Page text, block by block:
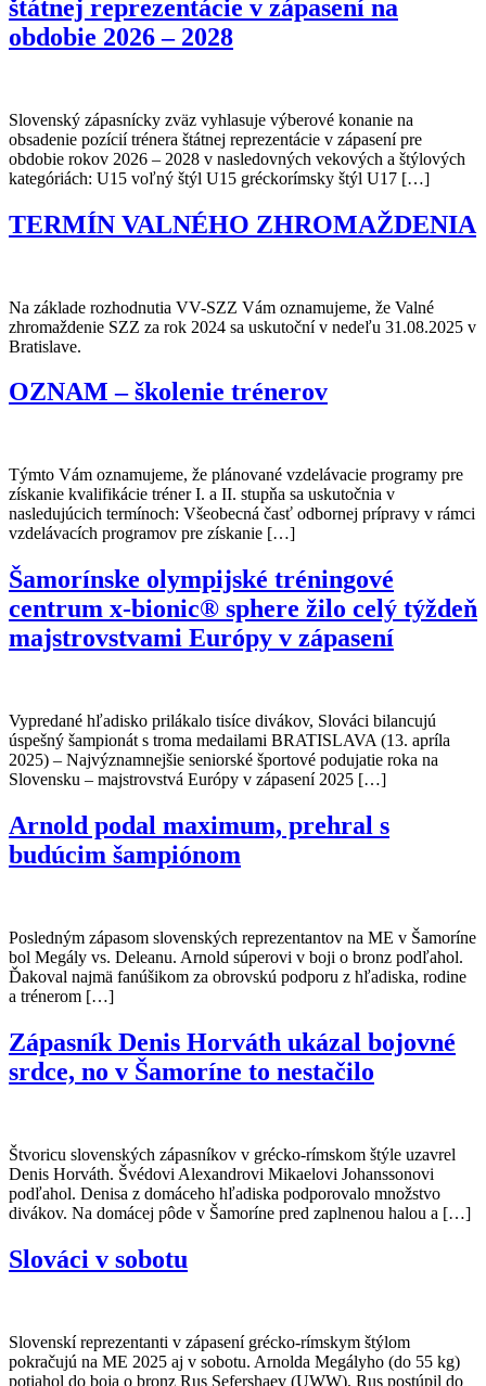
štátnej reprezentácie v zápasení na
obdobie 2026 – 2028
Slovenský zápasnícky zväz vyhlasuje výberové konanie na
obsadenie pozícií trénera štátnej reprezentácie v zápasení pre
obdobie rokov 2026 – 2028 v nasledovných vekových a štýlových
kategóriách: U15 voľný štýl U15 gréckorímsky štýl U17 […]
TERMÍN VALNÉHO ZHROMAŽDENIA
Na základe rozhodnutia VV-SZZ Vám oznamujeme, že Valné
zhromaždenie SZZ za rok 2024 sa uskutoční v nedeľu 31.08.2025 v
Bratislave.
OZNAM – školenie trénerov
Týmto Vám oznamujeme, že plánované vzdelávacie programy pre
získanie kvalifikácie tréner I. a II. stupňa sa uskutočnia v
nasledujúcich termínoch: Všeobecná časť odbornej prípravy v rámci
vzdelávacích programov pre získanie […]
Šamorínske olympijské tréningové
centrum x-bionic® sphere žilo celý týždeň
majstrovstvami Európy v zápasení
Vypredané hľadisko prilákalo tisíce divákov, Slováci bilancujú
úspešný šampionát s troma medailami BRATISLAVA (13. apríla
2025) – Najvýznamnejšie seniorské športové podujatie roka na
Slovensku – majstrovstvá Európy v zápasení 2025 […]
Arnold podal maximum, prehral s
budúcim šampiónom
Posledným zápasom slovenských reprezentantov na ME v Šamoríne
bol Megály vs. Deleanu. Arnold súperovi v boji o bronz podľahol.
Ďakoval najmä fanúšikom za obrovskú podporu z hľadiska, rodine
a trénerom […]
Zápasník Denis Horváth ukázal bojovné
srdce, no v Šamoríne to nestačilo
Štvoricu slovenských zápasníkov v grécko-rímskom štýle uzavrel
Denis Horváth. Švédovi Alexandrovi Mikaelovi Johanssonovi
podľahol. Denisa z domáceho hľadiska podporovalo množstvo
divákov. Na domácej pôde v Šamoríne pred zaplnenou halou a […]
Slováci v sobotu
Slovenskí reprezentanti v zápasení grécko-rímskym štýlom
pokračujú na ME 2025 aj v sobotu. Arnolda Megályho (do 55 kg)
potiahol do boja o bronz Rus Sefershaev (UWW), Rus postúpil do